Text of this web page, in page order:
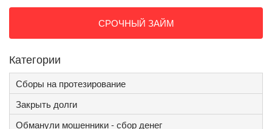
СРОЧНЫЙ ЗАЙМ
Категории
Сборы на протезирование
Закрыть долги
Обманули мошенники - сбор денег